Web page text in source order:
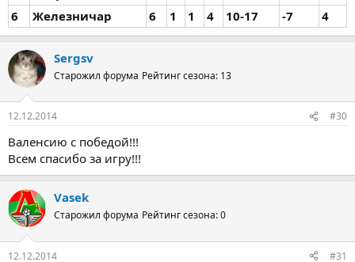
6
Железничар 6 1 1 4 10-17 -7 4
Sergsv
Старожил форума Рейтинг сезона: 13
12.12.2014 #30
Валенсию с победой!!!
Всем спасибо за игру!!!
Vasek
Старожил форума Рейтинг сезона: 0
12.12.2014 #31